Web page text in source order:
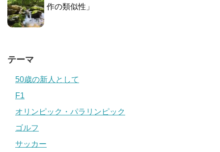
作の類似性」
テーマ
50歳の新人として
F1
オリンピック・パラリンピック
ゴルフ
サッカー